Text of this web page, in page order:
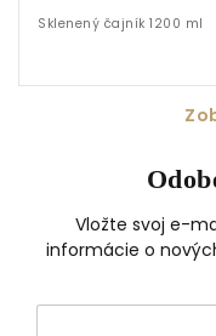
Sklenený čajník 1200 ml
Vložte svoj e-
informácie o